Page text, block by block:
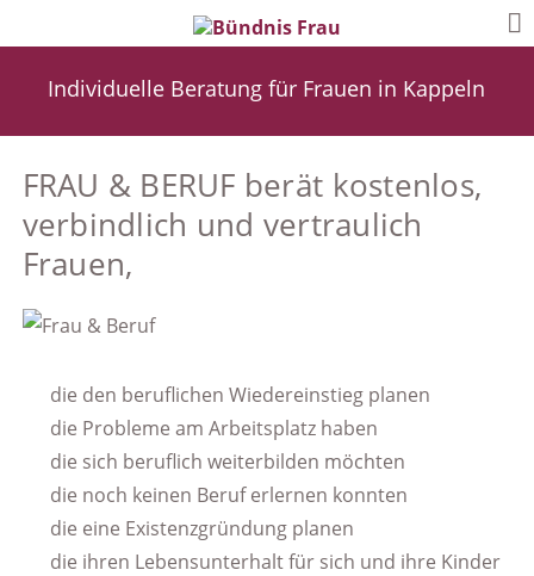
Individuelle Beratung für Frauen in Kappeln
FRAU & BERUF berät kostenlos,
verbindlich und vertraulich
Frauen,
die den beruflichen Wiedereinstieg planen
die Probleme am Arbeitsplatz haben
die sich beruflich weiterbilden möchten
die noch keinen Beruf erlernen konnten
die eine Existenzgründung planen
die ihren Lebensunterhalt für sich und ihre Kinder